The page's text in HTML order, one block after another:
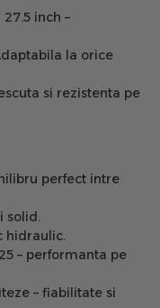
inch –
la orice
si rezistenta pe
perfect intre
solid.
hidraulic.
– performanta pe
– fiabilitate si